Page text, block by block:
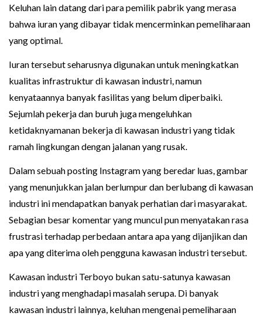
Keluhan lain datang dari para pemilik pabrik yang merasa
bahwa iuran yang dibayar tidak mencerminkan pemeliharaan
yang optimal.
Iuran tersebut seharusnya digunakan untuk meningkatkan
kualitas infrastruktur di kawasan industri, namun
kenyataannya banyak fasilitas yang belum diperbaiki.
Sejumlah pekerja dan buruh juga mengeluhkan
ketidaknyamanan bekerja di kawasan industri yang tidak
ramah lingkungan dengan jalanan yang rusak.
Dalam sebuah posting Instagram yang beredar luas, gambar
yang menunjukkan jalan berlumpur dan berlubang di kawasan
industri ini mendapatkan banyak perhatian dari masyarakat.
Sebagian besar komentar yang muncul pun menyatakan rasa
frustrasi terhadap perbedaan antara apa yang dijanjikan dan
apa yang diterima oleh pengguna kawasan industri tersebut.
Kawasan industri Terboyo bukan satu-satunya kawasan
industri yang menghadapi masalah serupa. Di banyak
kawasan industri lainnya, keluhan mengenai pemeliharaan